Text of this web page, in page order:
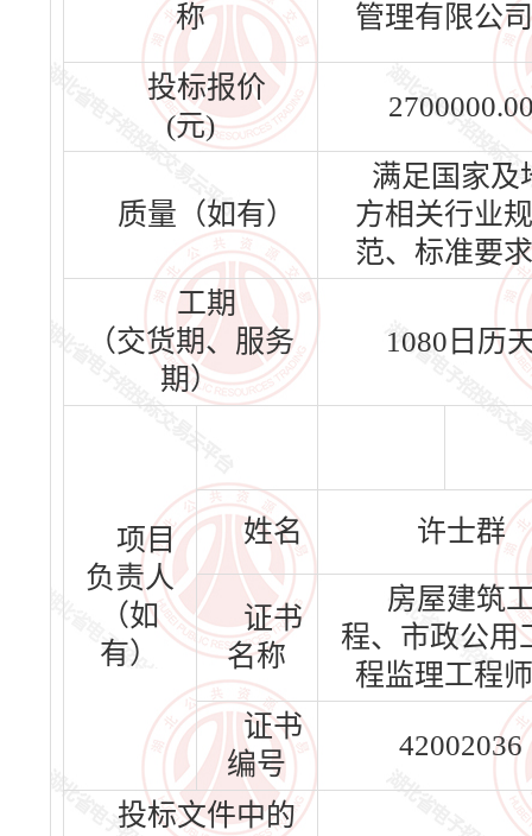
称
管理有限公
投标报价
(元)
质量（如有）
满足国家及
方相关行业
范、标准要
工期
（交货期、服务
期）
1080日历
项目
负责人
（如
有）
姓名 许士群
证书
名称
房屋建筑
程、市政公用
程监理工程
证书
编号
42002036
投标文件中的